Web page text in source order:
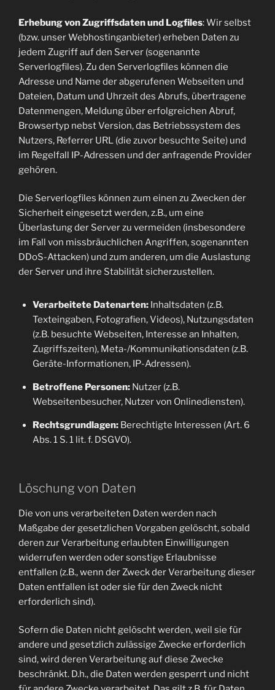
Erhebung von Zugriffsdaten und Logfiles: Wir selbst
(bzw. unser Webhostinganbieter) erheben Daten zu
jedem Zugriff auf den Server (sogenannte
Serverlogfiles). Zu den Serverlogfiles können die
Adresse und Name der abgerufenen Webseiten und
Dateien, Datum und Uhrzeit des Abrufs, übertragene
Datenmengen, Meldung über erfolgreichen Abruf,
Browsertyp nebst Version, das Betriebssystem des
Nutzers, Referrer URL (die zuvor besuchte Seite) und
im Regelfall IP-Adressen und der anfragende Provider
gehören.
Die Serverlogfiles können zum einen zu Zwecken der
Sicherheit eingesetzt werden, z.B., um eine
Überlastung der Server zu vermeiden (insbesondere
im Fall von missbräuchlichen Angriffen, sogenannten
DDoS-Attacken) und zum anderen, um die Auslastung
der Server und ihre Stabilität sicherzustellen.
Verarbeitete Datenarten:Inhaltsdaten (z.B.
Texteingaben, Fotografien, Videos), Nutzungsdaten
(z.B. besuchte Webseiten, Interesse an Inhalten,
Zugriffszeiten), Meta-/Kommunikationsdaten (z.B.
Geräte-Informationen, IP-Adressen).
Betroffene Personen:Nutzer (z.B.
Webseitenbesucher, Nutzer von Onlinediensten).
Rechtsgrundlagen:Berechtigte Interessen (Art. 6
Abs. 1 S. 1 lit. f. DSGVO).
Löschung von Daten
Die von uns verarbeiteten Daten werden nach
Maßgabe der gesetzlichen Vorgaben gelöscht, sobald
deren zur Verarbeitung erlaubten Einwilligungen
widerrufen werden oder sonstige Erlaubnisse
entfallen (z.B., wenn der Zweck der Verarbeitung dieser
Daten entfallen ist oder sie für den Zweck nicht
erforderlich sind).
Sofern die Daten nicht gelöscht werden, weil sie für
andere und gesetzlich zulässige Zwecke erforderlich
sind, wird deren Verarbeitung auf diese Zwecke
beschränkt. D.h., die Daten werden gesperrt und nicht